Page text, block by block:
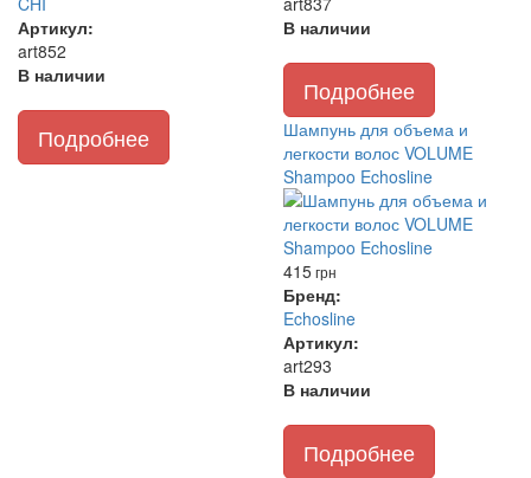
Артикул:
art852
В наличии
Подробнее
В наличии
Подробнее
Шампунь для объема и
легкости волос VOLUME
Shampoo Echosline
415грн
Бренд:
Echosline
Артикул:
art293
В наличии
Подробнее